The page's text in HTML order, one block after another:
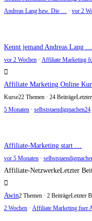
Andreas Lang bzw. Die … · vor 2
Kennt jemand Andreas Lang …
vor 2 Wochen · Affiliate Marketing
Affiliate Marketing Online
Kurse22 Themen · 24 Beiträge
5 Monaten · selbststaendigmachen24
Affiliate-Marketing start …
vor 5 Monaten ·
Affiliate-NetzwerkeLetzter
Awin2 Themen · 2 BeiträgeLetzter
2 Wochen · Affiliate Marketing fuer